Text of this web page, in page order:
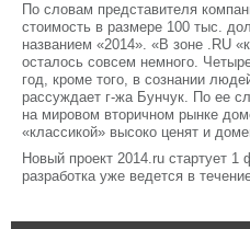
По словам представителя
стоимость в размере 100 тыс.
названием «2014». «В зоне .RU
осталось совсем немного.
год, кроме того, в сознании
рассуждает г-жа Бунчук. По ее
на мировом вторичном рынке
«классикой» высоко ценят и
Новый проект 2014.ru стартует
разработка уже ведется в